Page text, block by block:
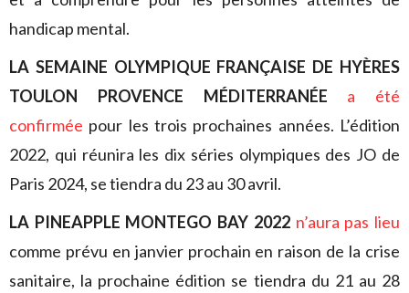
handicap mental.
LA SEMAINE OLYMPIQUE FRANÇAISE DE HYÈRES
TOULON PROVENCE MÉDITERRANÉE
a été
confirmée pour les trois prochaines années. L’édition
2022, qui réunira les dix séries olympiques des JO de
Paris 2024, se tiendra du 23 au 30 avril.
LA PINEAPPLE MONTEGO BAY 2022 n’aura pas lieu
comme prévu en janvier prochain en raison de la crise
sanitaire, la prochaine édition se tiendra du 21 au 28